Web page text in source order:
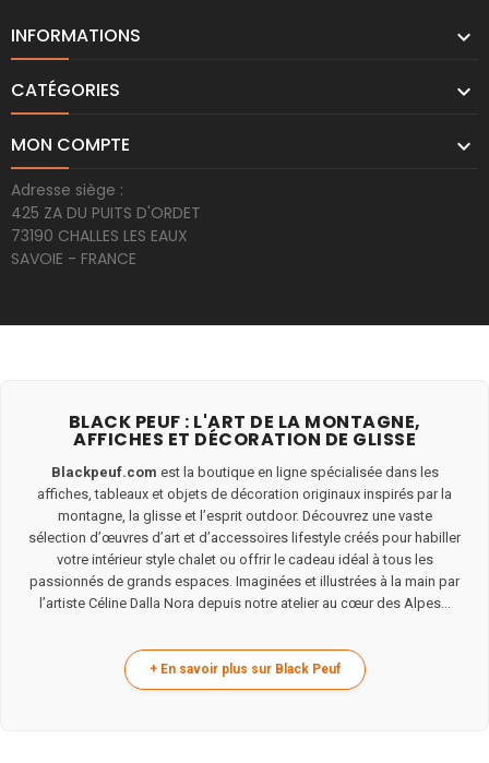
INFORMATIONS 
CATÉGORIES 
MON COMPTE 
Adresse siège :
425 ZA DU PUITS D'ORDET
73190 CHALLES LES EAUX
SAVOIE - FRANCE
BLACK PEUF : L'ART DE LA MONTAGNE,
AFFICHES ET DÉCORATION DE GLISSE
Blackpeuf.com est la boutique en ligne spécialisée dans les
affiches, tableaux et objets de décoration originaux inspirés par la
montagne, la glisse et l’esprit outdoor. Découvrez une vaste
sélection d’œuvres d’art et d’accessoires lifestyle créés pour habiller
votre intérieur style chalet ou offrir le cadeau idéal à tous les
passionnés de grands espaces. Imaginées et illustrées à la main par
l’artiste Céline Dalla Nora depuis notre atelier au cœur des Alpes...